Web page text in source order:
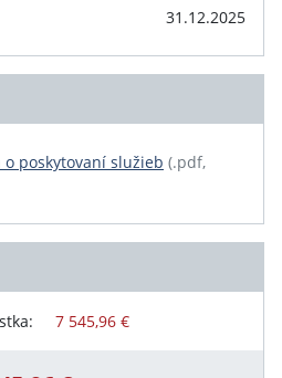
31.12.2025
o poskytovaní služieb (.pdf,
7 545,96 €